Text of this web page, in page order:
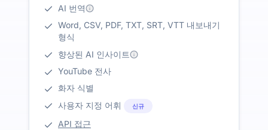
AI 번역
Word, CSV, PDF, TXT, SRT, VTT 내보내기
형식
향상된 AI 인사이트
YouTube 전사
화자 식별
사용자 지정 어휘
신규
API 접근